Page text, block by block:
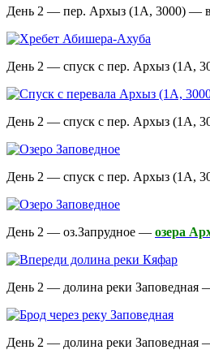
День 2 — пер. Архыз (1А, 3000) —
День 2 — спуск с пер. Архыз (1А,
День 2 — спуск с пер. Архыз (1А,
День 2 — спуск с пер. Архыз (1А,
День 2 — оз.Запрудное — озера
День 2 — долина реки Заповедная
День 2 — долина реки Заповедная